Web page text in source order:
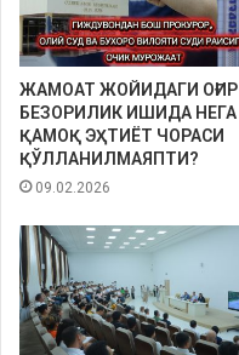
ЖАМОАТ ЖОЙИДАГИ ОҒИР
БЕЗОРИЛИК ИШИДА НЕГА
ҚАМОҚ ЭҲТИЁТ ЧОРАСИ
ҚЎЛЛАНИЛМАЯПТИ?
09.02.2026